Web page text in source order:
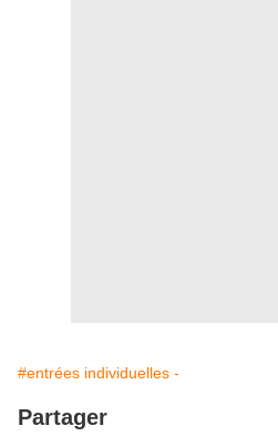
#entrées individuelles -
Partager